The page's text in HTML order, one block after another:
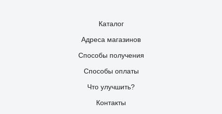
Каталог
Адреса магазинов
Способы получения
Способы оплаты
Что улучшить?
Контакты